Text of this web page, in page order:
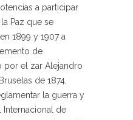
a participar
Paz que se
1899 y 1907 a
de
por el zar Alejandro
de 1874,
la guerra y
Internacional de